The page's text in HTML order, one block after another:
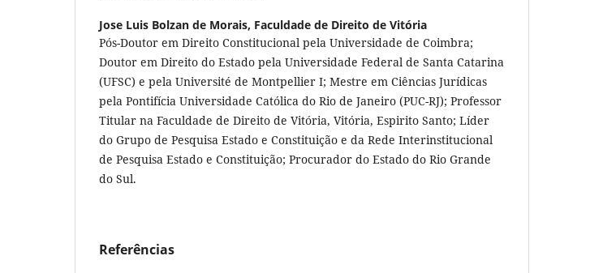
Jose Luis Bolzan de Morais, Faculdade de Direito de Vitória
Pós-Doutor em Direito Constitucional pela Universidade de Coimbra;
Doutor em Direito do Estado pela Universidade Federal de Santa Catarina
(UFSC) e pela Université de Montpellier I; Mestre em Ciências Jurídicas
pela Pontifícia Universidade Católica do Rio de Janeiro (PUC-RJ); Professor
Titular na Faculdade de Direito de Vitória, Vitória, Espirito Santo; Líder
do Grupo de Pesquisa Estado e Constituição e da Rede Interinstitucional
de Pesquisa Estado e Constituição; Procurador do Estado do Rio Grande
do Sul.
Referências